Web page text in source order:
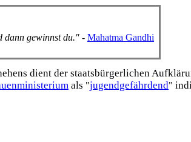
dann gewinnst du." - Mahatma Gandhi
dient der staats­bürgerlichen
als "jugend­gefährdend"